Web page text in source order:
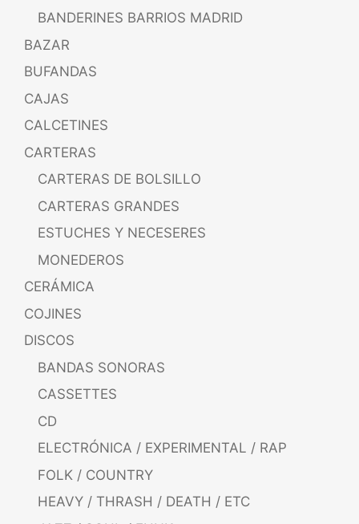
BANDERINES BARRIOS MADRID
BAZAR
BUFANDAS
CAJAS
CALCETINES
CARTERAS
CARTERAS DE BOLSILLO
CARTERAS GRANDES
ESTUCHES Y NECESERES
MONEDEROS
CERÁMICA
COJINES
DISCOS
BANDAS SONORAS
CASSETTES
CD
ELECTRÓNICA / EXPERIMENTAL / RAP
FOLK / COUNTRY
HEAVY / THRASH / DEATH / ETC